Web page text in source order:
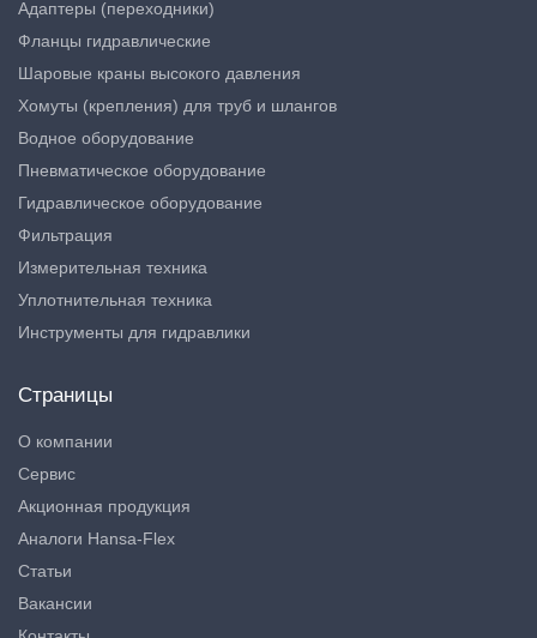
Адаптеры (переходники)
Фланцы гидравлические
Шаровые краны высокого давления
Хомуты (крепления) для труб и шлангов
Водное оборудование
Пневматическое оборудование
Гидравлическое оборудование
Фильтрация
Измерительная техника
Уплотнительная техника
Инструменты для гидравлики
Страницы
О компании
Сервис
Акционная продукция
Аналоги Hansa-Flex
Статьи
Вакансии